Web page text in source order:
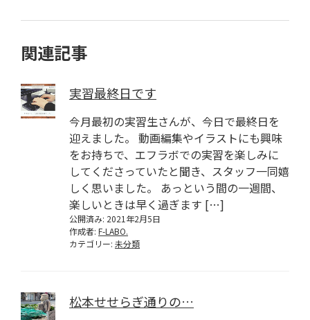
関連記事
実習最終日です
今月最初の実習生さんが、今日で最終日を
迎えました。 動画編集やイラストにも興味
をお持ちで、エフラボでの実習を楽しみに
してくださっていたと聞き、スタッフ一同嬉
しく思いました。 あっという間の一週間、
楽しいときは早く過ぎます […]
公開済み: 2021年2月5日
作成者: F-LABO.
カテゴリー: 未分類
松本せせらぎ通りの…